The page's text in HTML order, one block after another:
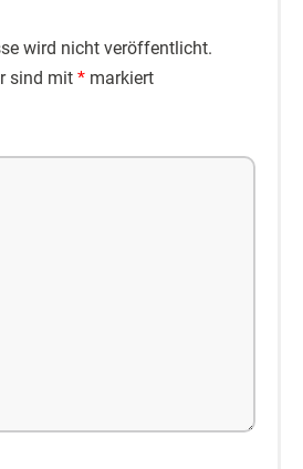
wird nicht veröffentlicht.
sind mit * markiert